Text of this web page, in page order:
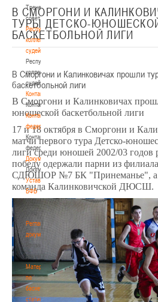
Тренерский
совет
Республиканская
коллегия
судей
Республиканская
коллегия
судей
Контакты
Контакты
Контакты
федерации
Контакты
федерации
Документы
Документы
Устав
БФБ
Устав
БФБ
Регламентирующие
документы
Регламентирующие
документы
Материалы
по
баскетбольной
статистике
В СМОРГОНИ И
ТУРЫ ДЕТСКО-
БАСКЕТБОЛЬНОЙ ЛИГИ
В Сморгони и Калинковичах прошли
баскетбольной лиги
В Сморгони и Калинковичах
юношеской баскетбольной лиги
17 и 18 октября в Сморгони и
матчи первого тура Детско-
лиги среди юношей 2002/03
победу одержали парни из
СДЮШОР №7 БК "Принеманье", а
команда Калинковичской ДЮСШ.